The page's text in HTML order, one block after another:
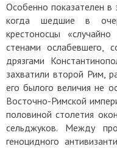
Особенно показателен
когда шедшие в
крестоносцы
стенами ослабевшего,
дрязгами
захватили второй Рим,
его былого величия не
Восточно-Римской
половиной столетия
сельджуков. Между
геноцидного